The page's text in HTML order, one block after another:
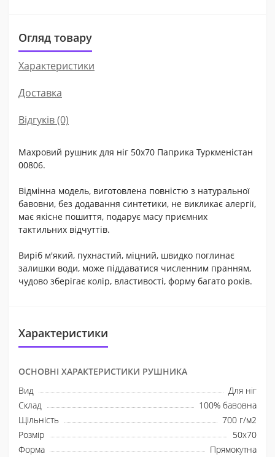
Огляд товару
Характеристики
Доставка
Відгуків (0)
Махровий рушник для ніг 50x70 Паприка Туркменістан
00806.
Відмінна модель, виготовлена повністю з натуральної
бавовни, без додавання синтетики, не викликає алергії,
має якісне пошиття, подарує масу приємних
тактильних відчуттів.
Виріб м'який, пухнастий, міцний, швидко поглинає
залишки води, може піддаватися численним пранням,
чудово зберігає колір, властивості, форму багато років.
Характеристики
ОСНОВНІ ХАРАКТЕРИСТИКИ РУШНИКА
Вид
Для ніг
Склад
100% бавовна
Щільність
700 г/м2
Розмір
50x70
Форма
Прямокутна